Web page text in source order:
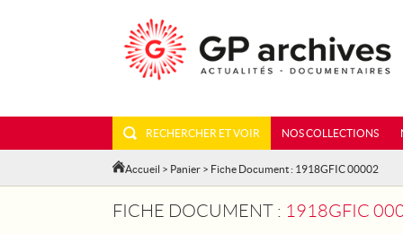
RECHERCHER ET VOIR NOS COLLECTIONS
Accueil > Panier > Fiche Document : 1918GFIC 00002
FICHE DOCUMENT : 1918GFIC